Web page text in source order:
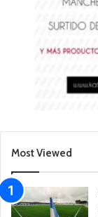
Most Viewed